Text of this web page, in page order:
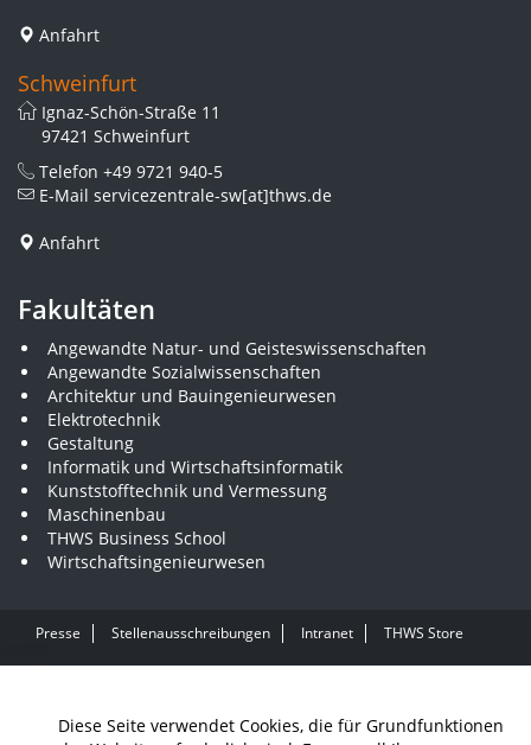
Diese Seite verwendet Cookies, die für Grundfunktionen
Anfahrt
Schweinfurt
Ignaz-Schön-Straße 11
97421 Schweinfurt
Telefon +49 9721 940-5
E-Mail servicezentrale-sw[at]thws.de
Anfahrt
Fakultäten
Angewandte Natur- und Geisteswissenschaften
Angewandte Sozialwissenschaften
Architektur und Bauingenieurwesen
Elektrotechnik
Gestaltung
Informatik und Wirtschaftsinformatik
Kunststofftechnik und Vermessung
Maschinenbau
THWS Business School
Wirtschaftsingenieurwesen
Presse Stellenausschreibungen Intranet THWS Store
Impressum Barrierefreiheit Datenschutz